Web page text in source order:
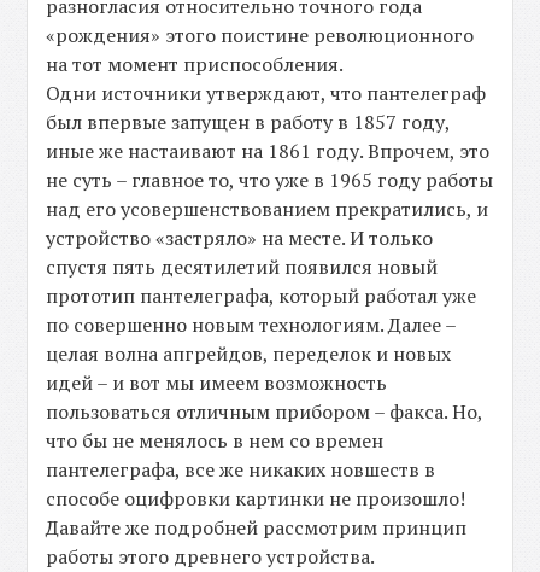
разногласия относительно точного года
«рождения» этого поистине революционного
на тот момент приспособления.
Одни источники утверждают, что пантелеграф
был впервые запущен в работу в 1857 году,
иные же настаивают на 1861 году. Впрочем, это
не суть – главное то, что уже в 1965 году работы
над его усовершенствованием прекратились, и
устройство «застряло» на месте. И только
спустя пять десятилетий появился новый
прототип пантелеграфа, который работал уже
по совершенно новым технологиям. Далее –
целая волна апгрейдов, переделок и новых
идей – и вот мы имеем возможность
пользоваться отличным прибором – факса. Но,
что бы не менялось в нем со времен
пантелеграфа, все же никаких новшеств в
способе оцифровки картинки не произошло!
Давайте же подробней рассмотрим принцип
работы этого древнего устройства.